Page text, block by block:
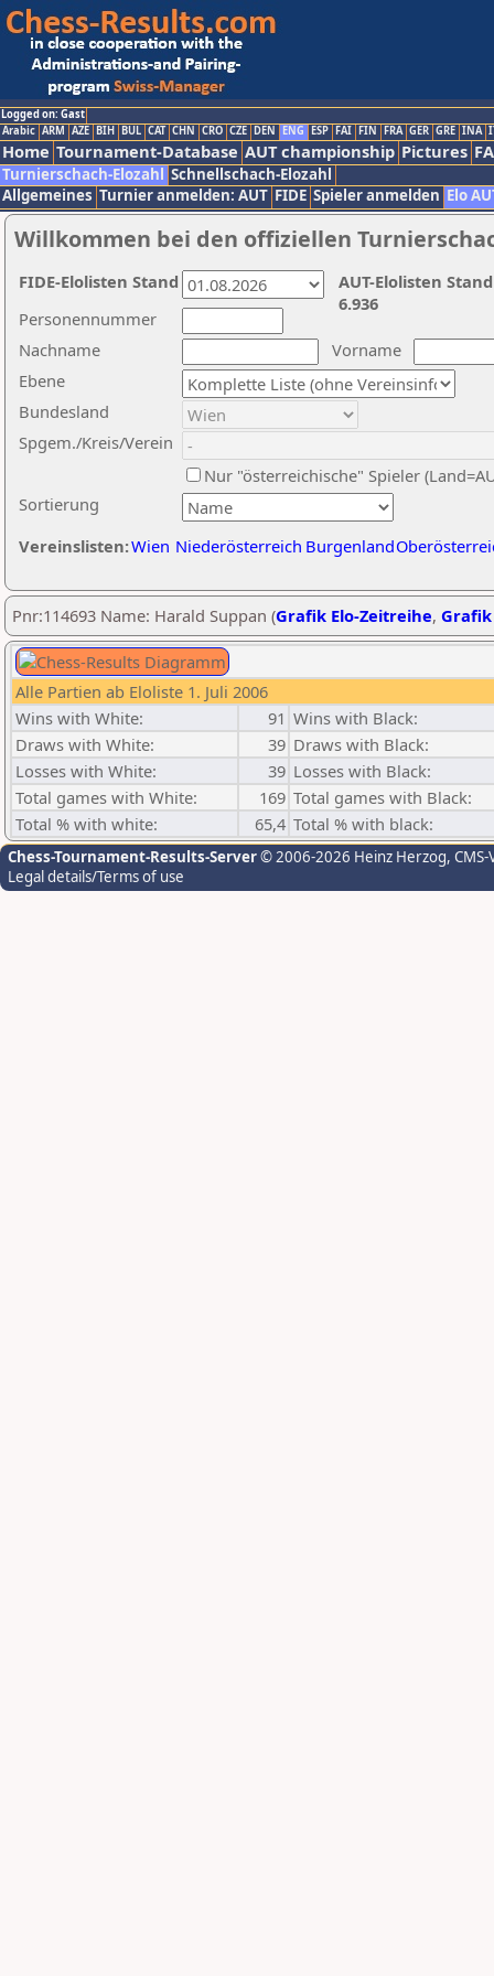
Logged on: Gast
Arabic ARM AZE BIH BUL CAT CHN CRO CZE DEN ENG ESP FAI FIN FRA GER GRE INA
Home Tournament-Database AUT championship Pictures
Turnierschach-Elozahl Schnellschach-Elozahl
Allgemeines Turnier anmelden: AUT FIDE Spieler anmelden Elo
Willkommen bei den offiziellen
Nachname
Vorname
Ebene
Sortierung
Personennummer
Bundesland
Spgem./Kreis/Verein
Nur "österreichische" Spieler
Vereinslisten:Wien Niederösterreich Burgenland
AUT-Elolisten
6.936
FIDE-Elolisten Stand
Pnr:114693 Name: Harald Suppan (Grafik Elo-Zeitreihe,
Alle Partien ab Eloliste 1. Juli 2006
Wins with White:
91 Wins with Black:
Draws with White:
39 Draws with Black:
Losses with White:
39 Losses with Black:
Total games with White:
169 Total games with Black:
Total % with white:
65,4 Total % with black:
Chess-Tournament-Results-Server© 2006-2026 Heinz Herzog,
Legal details/Terms of use